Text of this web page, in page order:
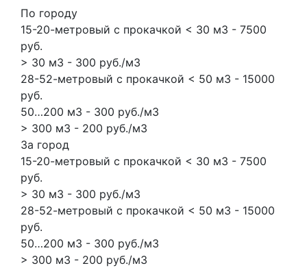
По городу
15-20-метровый с прокачкой < 30 м3 - 7500
руб.
> 30 м3 - 300 руб./м3
28-52-метровый с прокачкой < 50 м3 - 15000
руб.
50…200 м3 - 300 руб./м3
> 300 м3 - 200 руб./м3
За город
15-20-метровый с прокачкой < 30 м3 - 7500
руб.
> 30 м3 - 300 руб./м3
28-52-метровый с прокачкой < 50 м3 - 15000
руб.
50…200 м3 - 300 руб./м3
> 300 м3 - 200 руб./м3